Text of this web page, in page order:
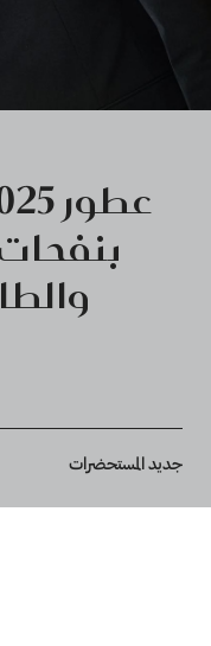
Breadcrumb
جديد المستحضرات